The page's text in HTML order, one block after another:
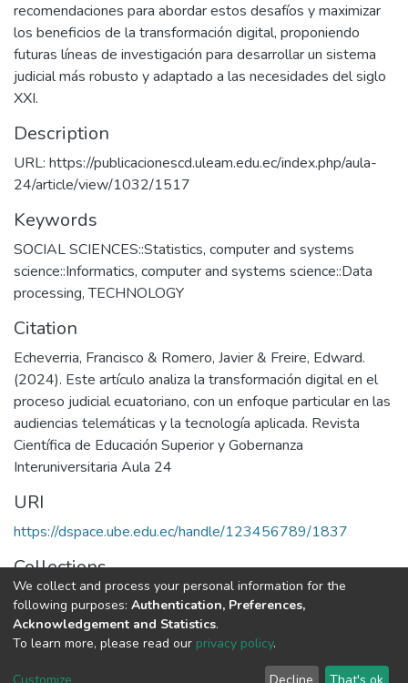
recomendaciones para abordar estos desafíos y maximizar
los beneficios de la transformación digital, proponiendo
futuras líneas de investigación para desarrollar un sistema
judicial más robusto y adaptado a las necesidades del siglo
XXI.
Description
URL: https://publicacionescd.uleam.edu.ec/index.php/aula-
24/article/view/1032/1517
Keywords
SOCIAL SCIENCES::Statistics, computer and systems
science::Informatics, computer and systems science::Data
processing,TECHNOLOGY
Citation
Echeverria, Francisco & Romero, Javier & Freire, Edward.
(2024). Este artículo analiza la transformación digital en el
proceso judicial ecuatoriano, con un enfoque particular en las
audiencias telemáticas y la tecnología aplicada. Revista
Científica de Educación Superior y Gobernanza
Interuniversitaria Aula 24
URI
https://dspace.ube.edu.ec/handle/123456789/1837
Collections
Artículos Científicos
Full item page
We collect and process your personal information for the
following purposes: Authentication, Preferences,
Acknowledgement and Statistics.
To learn more, please read our privacy policy.